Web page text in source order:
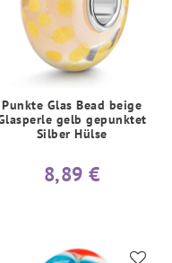
Punkte Glas Bead beige
gelb gepunktet
Silber Hülse
8,89 €